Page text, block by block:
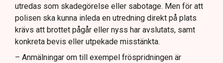
utredas som skadegörelse eller sabotage. Men för att
polisen ska kunna inleda en utredning direkt på plats
krävs att brottet pågår eller nyss har avslutats, samt
konkreta bevis eller utpekade misstänkta.
– Anmälningar om till exempel fröspridningen är